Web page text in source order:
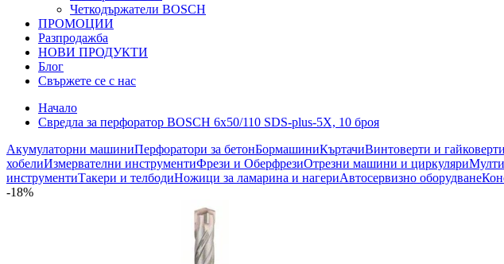
Четкодържатели BOSCH
ПРОМОЦИИ
Разпродажба
НОВИ ПРОДУКТИ
Блог
Свържете се с нас
Начало
Свредла за перфоратор BOSCH 6x50/110 SDS-plus-5Х, 10 броя
Акумулаторни машиниПерфоратори за бетонБормашиниКъртачиВинтоверти и гайковерти
хобелиИзмервателни инструментиФрези и ОберфрезиОтрезни машини и циркуляри
инструментиТакери и телбодиНожици за ламарина и нагериАвтосервизно оборудване
-18%